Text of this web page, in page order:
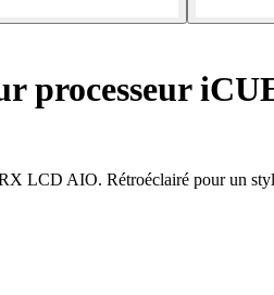
processeur
LCD AIO. Rétroéclairé pour un